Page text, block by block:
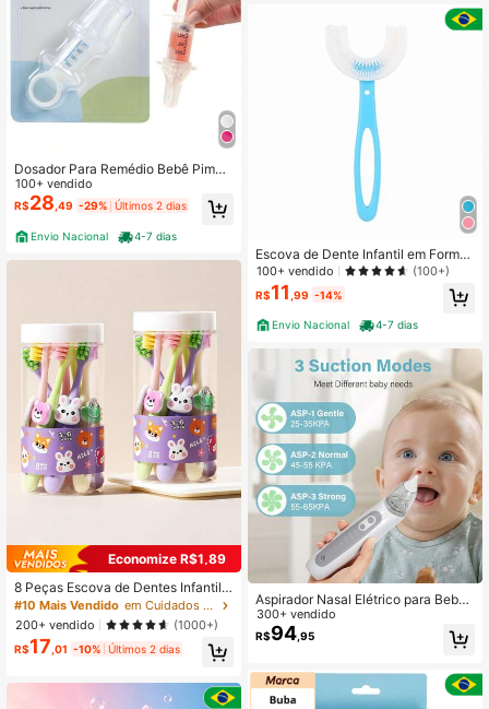
Dosador Para Remédio Bebê Pimpo
lho Enxoval
100+ vendido
R$28 ,49 -29% Últimos 2 dias
Envio Nacional 4-7 dias
Economize R$1,89
8 Peças Escova de Dentes Infantil c
om Estampa de Animais, Cerdas Ma
cias para Proteção da Gengiva, Ade
quada para Bebês e Crianças Pequ
enas, Decorações de Cabeça de An
#10 Mais Vendido
em Cuidados com a saúde do bebê
200+ vendido
(1000+)
R$17 ,01 -10% Últimos 2 dias
Escova de Dente Infantil em Format
o U Aprendizado e Higiene 360° Ce
rdas Macias Crianças e Bebês
100+ vendido (100+)
R$11 ,99 -14%
Envio Nacional 4-7 dias
Aspirador Nasal Elétrico para Bebê
s, Dispositivo de Sucção Nasal Rec
arregável com Potência de Sucção
e Música Ajustável, Inclui 3 Pontas
300+ vendido
R$94 ,95